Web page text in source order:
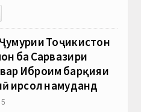
Тоҷикистон
ба Сарвазири
Иброҳим барқияи
ирсол намуданд